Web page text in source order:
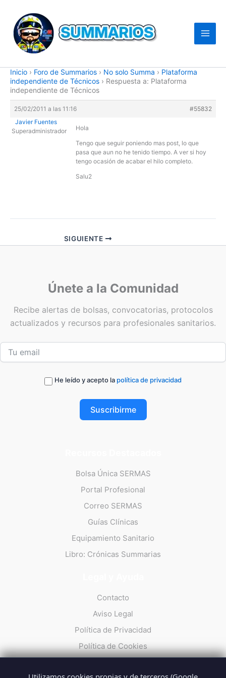
contenido
Inicio › Foro de Summarios › No solo Summa › Plataforma
independiente de Técnicos › Respuesta a: Plataforma
independiente de Técnicos
25/02/2011 a las 11:16
#55832
Javier Fuentes
Superadministrador
Hola
Tengo que seguir poniendo mas post, lo que
pasa que aun no he tenido tiempo. A ver si hoy
tengo ocasión de acabar el hilo completo.
Salu2
SIGUIENTE
Únete a la Comunidad
Recibe alertas de bolsas, convocatorias, protocolos
actualizados y recursos para profesionales sanitarios.
He leído y acepto la política de privacidad
Suscribirme
Bolsa Única SERMAS
Portal Profesional
Correo SERMAS
Guías Clínicas
Equipamiento Sanitario
Libro: Crónicas Summarias
Contacto
Aviso Legal
Política de Privacidad
Política de Cookies